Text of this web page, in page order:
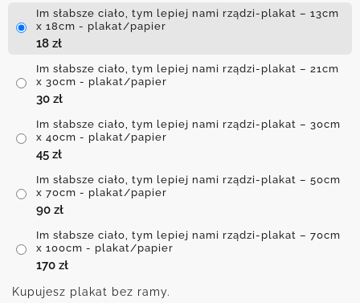
Im słabsze ciało, tym lepiej nami rządzi-plakat – 13cm
x 18cm - plakat/papier
18 zł
Im słabsze ciało, tym lepiej nami rządzi-plakat – 21cm
x 30cm - plakat/papier
30 zł
Im słabsze ciało, tym lepiej nami rządzi-plakat – 30cm
x 40cm - plakat/papier
45 zł
Im słabsze ciało, tym lepiej nami rządzi-plakat – 50cm
x 70cm - plakat/papier
90 zł
Im słabsze ciało, tym lepiej nami rządzi-plakat – 70cm
x 100cm - plakat/papier
170 zł
Kupujesz plakat bez ramy.